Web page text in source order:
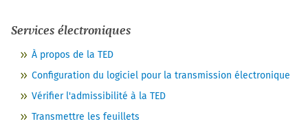
Services électroniques
À propos de la TED
Configuration du logiciel pour la transmission électronique
Vérifier l'admissibilité à la TED
Transmettre les feuillets